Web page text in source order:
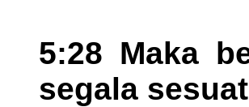
5:28 Maka
segala